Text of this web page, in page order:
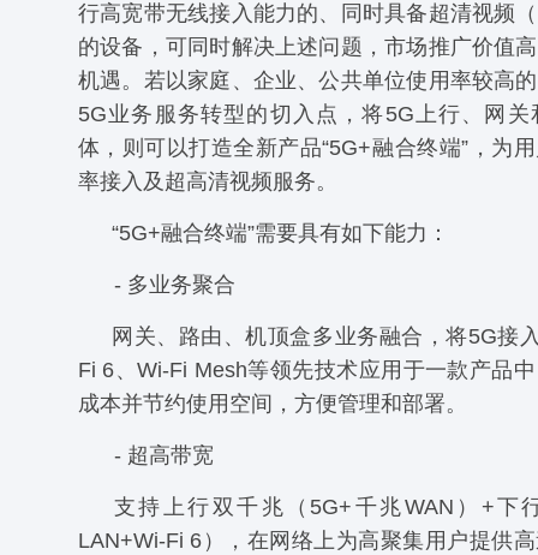
行高宽带无线接入能力的、同时具备超清视频
的设备，可同时解决上述问题，市场推广价值
机遇。若以家庭、企业、公共单位使用率较高
5G业务服务转型的切入点，将5G上行、网关
体，则可以打造全新产品“5G+融合终端”，为
率接入及超高清视频服务。
“5G+融合终端”需要具有如下能力：
- 多业务聚合
网关、路由、机顶盒多业务融合，将5G接
Fi 6、Wi-Fi Mesh等领先技术应用于一款产品
成本并节约使用空间，方便管理和部署。
- 超高带宽
支持上行双千兆（5G+千兆WAN）+下
LAN+Wi-Fi 6），在网络上为高聚集用户提供